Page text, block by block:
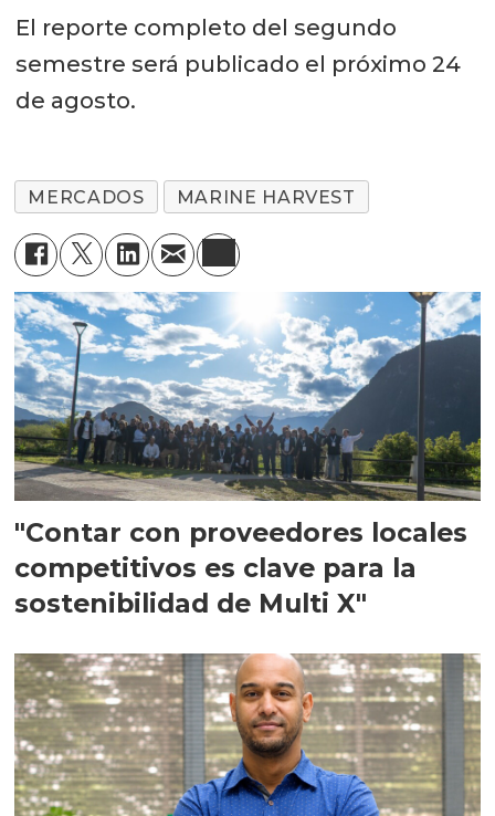
El reporte completo del segundo
semestre será publicado el próximo 24
de agosto.
MERCADOS MARINE HARVEST
"Contar con proveedores locales
competitivos es clave para la
sostenibilidad de Multi X"